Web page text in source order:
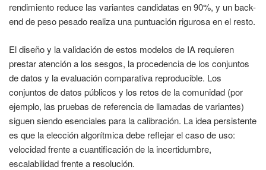
rendimiento reduce las variantes candidatas en 90%, y un back-
end de peso pesado realiza una puntuación rigurosa en el resto.
El diseño y la validación de estos modelos de IA requieren
prestar atención a los sesgos, la procedencia de los conjuntos
de datos y la evaluación comparativa reproducible. Los
conjuntos de datos públicos y los retos de la comunidad (por
ejemplo, las pruebas de referencia de llamadas de variantes)
siguen siendo esenciales para la calibración. La idea persistente
es que la elección algorítmica debe reflejar el caso de uso:
velocidad frente a cuantificación de la incertidumbre,
escalabilidad frente a resolución.